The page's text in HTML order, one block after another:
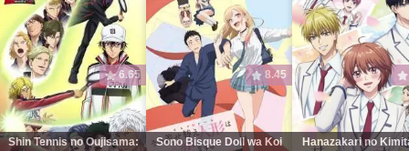
6.65
Shin Tennis no Oujisama:
8.45
Sono Bisque Doll wa Koi
Hanazakari no